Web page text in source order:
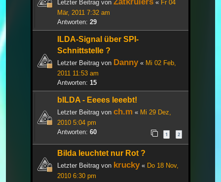
Letzter Beitrag von « Fr 04
Mär, 2011 7:32 am
Antworten: 29
ILDA-Signal über SPI-
Schnittstelle ?
Letzter Beitrag von Danny« Mi 02 Feb,
2011 11:53 am
Antworten: 15
bILDA - Eeees leeebt!
Letzter Beitrag von ch.m « Mi 29 Dez,
2010 5:04 pm
Antworten: 60 1 2
Bilda leuchtet nur Rot ?
Letzter Beitrag von krucky« Do 18 Nov,
2010 6:30 pm